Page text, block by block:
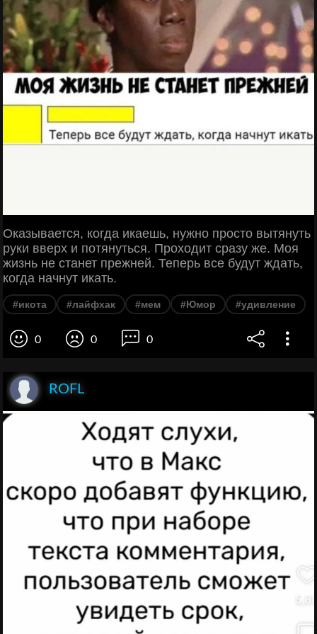
Оказывается, когда икаешь, нужно просто вытянуть
руки вверх и потянуться. Проходит сразу же. Моя
жизнь не станет прежней. Теперь все будут ждать,
когда начнут икать.
#икота #лайфхак #мем #Юмор #удивление
0 0 0
ROFL